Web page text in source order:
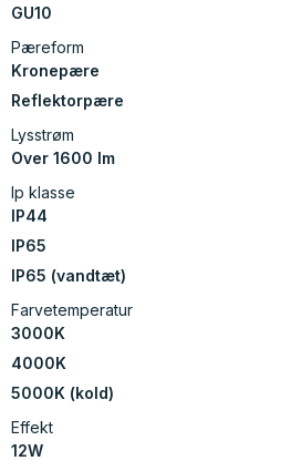
GU10
Pæreform
Kronepære
Reflektorpære
Lysstrøm
Over 1600 lm
Ip klasse
IP44
IP65
IP65 (vandtæt)
Farvetemperatur
3000K
4000K
5000K (kold)
Effekt
12W